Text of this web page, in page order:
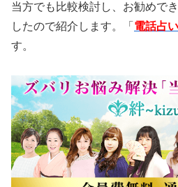
当方でも比較検討し、お勧めで
したので紹介します。「 電話占
す。